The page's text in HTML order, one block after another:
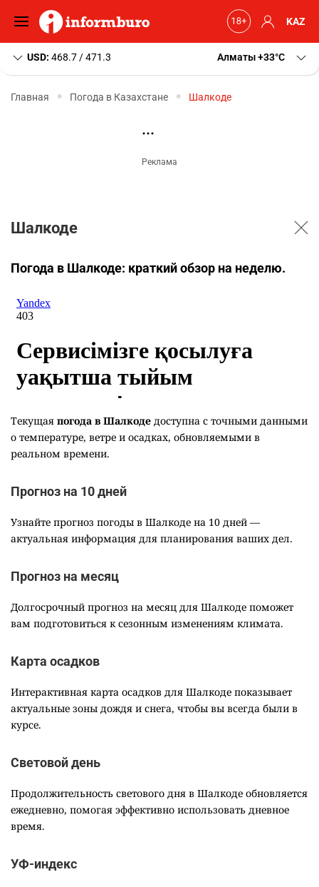
KAZ
USD: 468.7 / 471.3 Алматы+33 C
Главная Погода в Казахстане Шалкоде
Шалкоде
Погода в Шалкоде: краткий обзор на неделю.
Текущая погода в Шалкоде доступна с точными данными
о температуре, ветре и осадках, обновляемыми в
реальном времени.
Прогноз на 10 дней
Узнайте прогноз погоды в Шалкоде на 10 дней —
актуальная информация для планирования ваших дел.
Прогноз на месяц
Долгосрочный прогноз на месяц для Шалкоде поможет
вам подготовиться к сезонным изменениям климата.
Карта осадков
Интерактивная карта осадков для Шалкоде показывает
актуальные зоны дождя и снега, чтобы вы всегда были в
курсе.
Световой день
Продолжительность светового дня в Шалкоде обновляется
ежедневно, помогая эффективно использовать дневное
время.
УФ-индекс